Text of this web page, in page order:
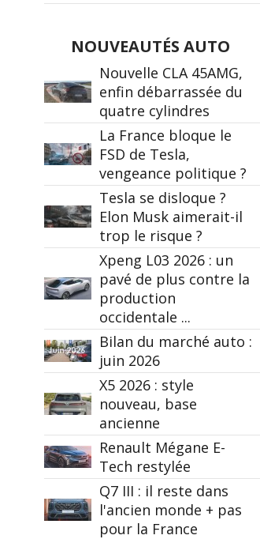
NOUVEAUTÉS AUTO
Nouvelle CLA 45AMG,
enfin débarrassée du
quatre cylindres
La France bloque le
FSD de Tesla,
vengeance politique ?
Tesla se disloque ?
Elon Musk aimerait-il
trop le risque ?
Xpeng L03 2026 : un
pavé de plus contre la
production
occidentale ...
Bilan du marché auto :
juin 2026
X5 2026 : style
nouveau, base
ancienne
Renault Mégane E-
Tech restylée
Q7 III : il reste dans
l'ancien monde + pas
pour la France